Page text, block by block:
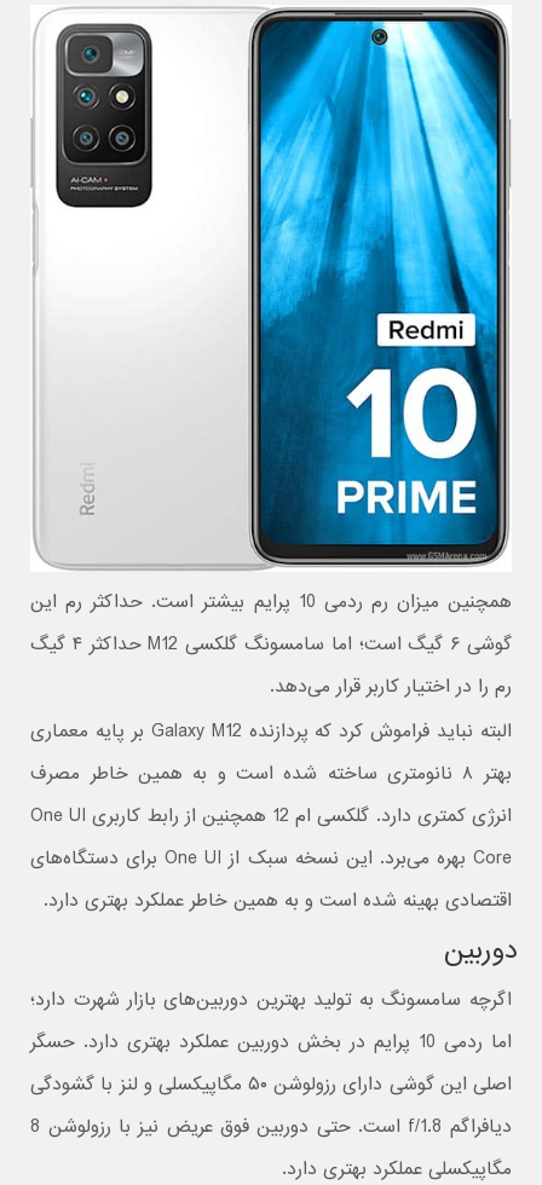
همچنین میزان رم ردمی 10 پرایم بیشتر است. حداکثر رم این
گوشی ۶ گیگ است؛ اما سامسونگ گلکسی M12 حداکثر ۴ گیگ
رم را در اختیار کاربر قرار می‌دهد.
البته نباید فراموش کرد که پردازنده Galaxy M12 بر پایه معماری
بهتر ۸ نانومتری ساخته شده است و به همین خاطر مصرف
انرژی کمتری دارد. گلکسی ام 12 همچنین از رابط کاربری One UI
Core بهره می‌برد. این نسخه سبک از One UI برای دستگاه‌های
اقتصادی بهینه شده است و به همین خاطر عملکرد بهتری دارد.
دوربین
اگرچه سامسونگ به تولید بهترین دوربین‌های بازار شهرت دارد؛
اما ردمی 10 پرایم در بخش دوربین عملکرد بهتری دارد. حسگر
اصلی این گوشی دارای رزولوشن ۵۰ مگاپیکسلی و لنز با گشودگی
دیافراگم f/1.8 است. حتی دوربین فوق عریض نیز با رزولوشن 8
مگاپیکسلی عملکرد بهتری دارد.